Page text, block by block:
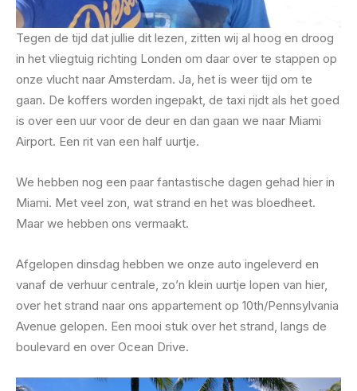
Tegen de tijd dat jullie dit lezen, zitten wij al hoog en droog
in het vliegtuig richting Londen om daar over te stappen op
onze vlucht naar Amsterdam. Ja, het is weer tijd om te
gaan. De koffers worden ingepakt, de taxi rijdt als het goed
is over een uur voor de deur en dan gaan we naar Miami
Airport. Een rit van een half uurtje.
We hebben nog een paar fantastische dagen gehad hier in
Miami. Met veel zon, wat strand en het was bloedheet.
Maar we hebben ons vermaakt.
Afgelopen dinsdag hebben we onze auto ingeleverd en
vanaf de verhuur centrale, zo’n klein uurtje lopen van hier,
over het strand naar ons appartement op 10th/Pennsylvania
Avenue gelopen. Een mooi stuk over het strand, langs de
boulevard en over Ocean Drive.